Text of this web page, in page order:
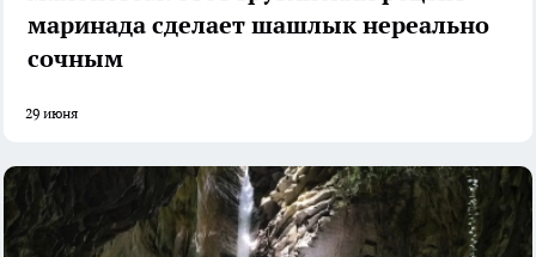
маринада сделает шашлык нереально
сочным
29 июня